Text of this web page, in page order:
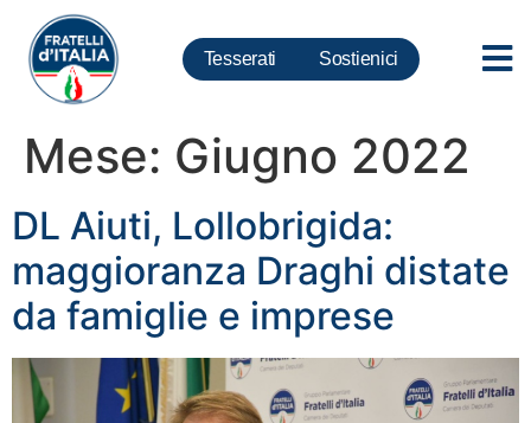
Tesserati Sostienici
Mese: Giugno 2022
DL Aiuti, Lollobrigida:
maggioranza Draghi distate
da famiglie e imprese